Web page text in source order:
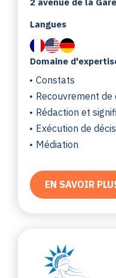
Domaine
Constats
Recouvrement de
Rédaction et
Exécution de
Médiation
Langues
EN SAVOIR